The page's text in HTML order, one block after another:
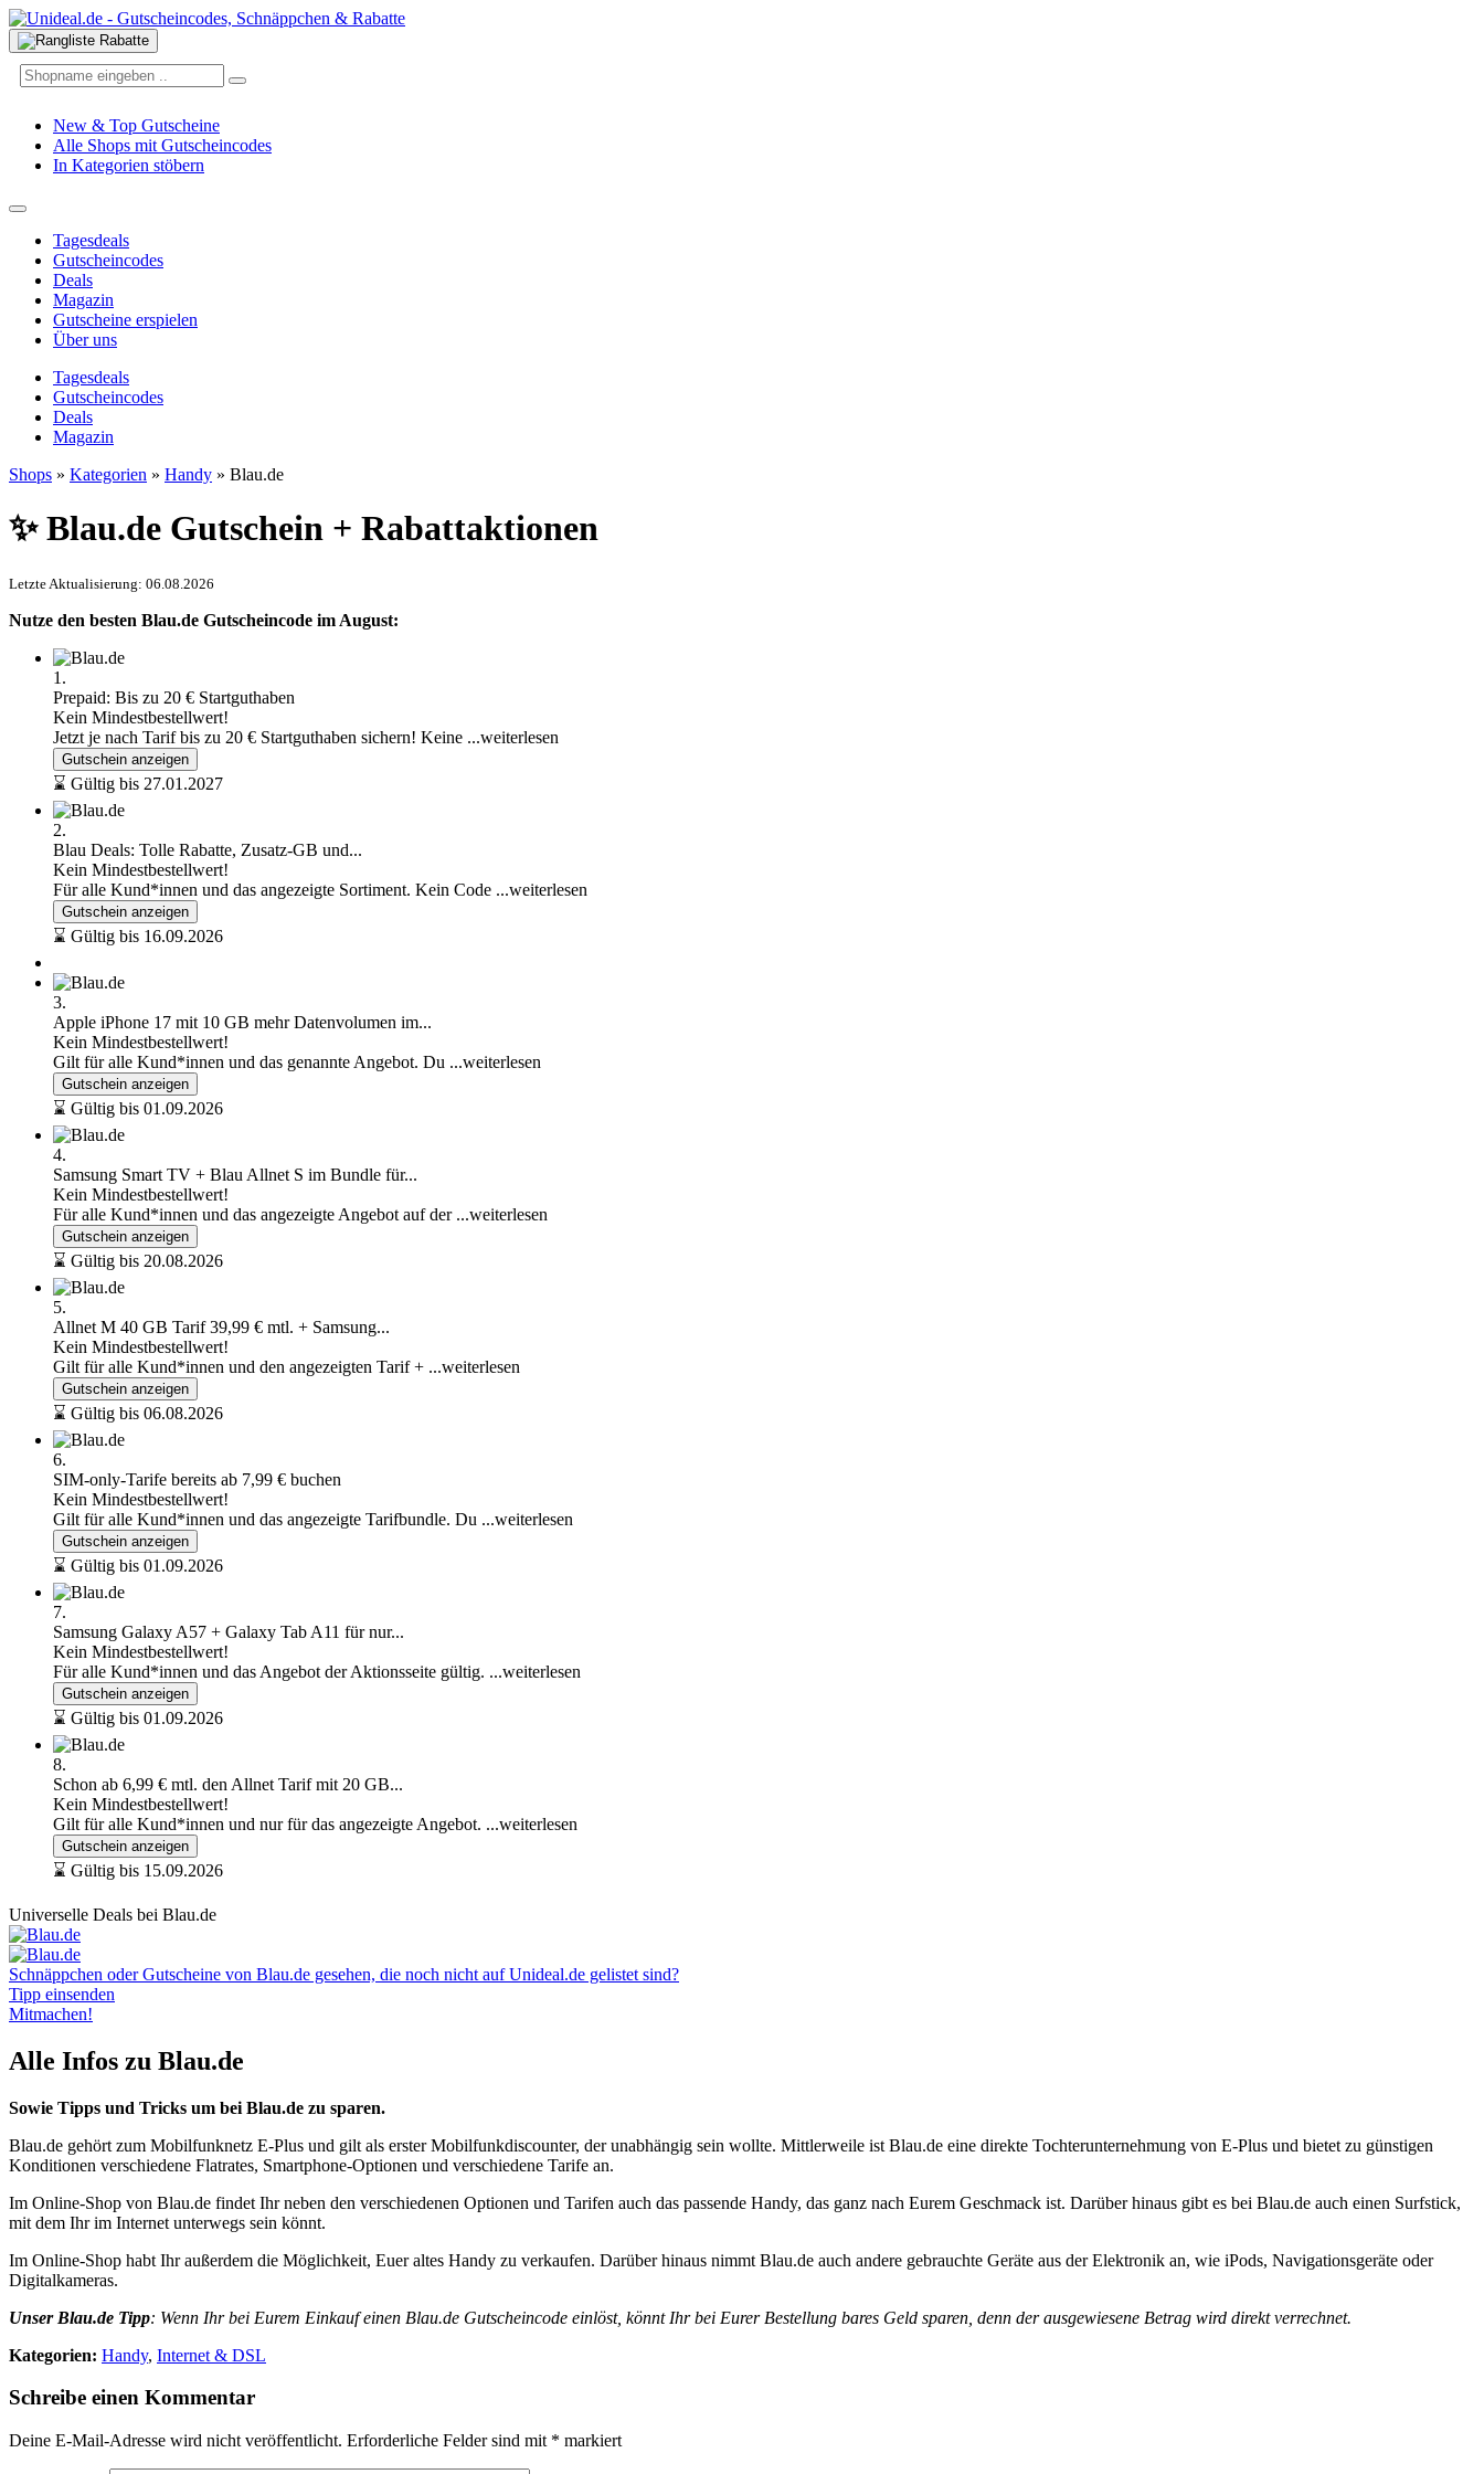
New & Top Gutscheine
Alle Shops mit Gutscheincodes
In Kategorien stöbern
Tagesdeals
Gutscheincodes
Deals
Magazin
Gutscheine erspielen
Über uns
Tagesdeals
Gutscheincodes
Deals
Magazin
Shops » Kategorien » Handy » Blau.de
✨ Blau.de Gutschein + Rabattaktionen
Letzte Aktualisierung: 06.08.2026
Nutze den besten Blau.de Gutscheincode im August:
1.
Prepaid: Bis zu 20 € Startguthaben
Kein Mindestbestellwert!
Jetzt je nach Tarif bis zu 20 € Startguthaben sichern! Keine ...weiterlesen
Gutschein anzeigen
⌛ Gültig bis 27.01.2027
2.
Blau Deals: Tolle Rabatte, Zusatz-GB und...
Kein Mindestbestellwert!
Für alle Kund*innen und das angezeigte Sortiment. Kein Code ...weiterlesen
Gutschein anzeigen
⌛ Gültig bis 16.09.2026
3.
Apple iPhone 17 mit 10 GB mehr Datenvolumen im...
Kein Mindestbestellwert!
Gilt für alle Kund*innen und das genannte Angebot. Du ...weiterlesen
Gutschein anzeigen
⌛ Gültig bis 01.09.2026
4.
Samsung Smart TV + Blau Allnet S im Bundle für...
Kein Mindestbestellwert!
Für alle Kund*innen und das angezeigte Angebot auf der ...weiterlesen
Gutschein anzeigen
⌛ Gültig bis 20.08.2026
5.
Allnet M 40 GB Tarif 39,99 € mtl. + Samsung...
Kein Mindestbestellwert!
Gilt für alle Kund*innen und den angezeigten Tarif + ...weiterlesen
Gutschein anzeigen
⌛ Gültig bis 06.08.2026
6.
SIM-only-Tarife bereits ab 7,99 € buchen
Kein Mindestbestellwert!
Gilt für alle Kund*innen und das angezeigte Tarifbundle. Du ...weiterlesen
Gutschein anzeigen
⌛ Gültig bis 01.09.2026
7.
Samsung Galaxy A57 + Galaxy Tab A11 für nur...
Kein Mindestbestellwert!
Für alle Kund*innen und das Angebot der Aktionsseite gültig. ...weiterlesen
Gutschein anzeigen
⌛ Gültig bis 01.09.2026
8.
Schon ab 6,99 € mtl. den Allnet Tarif mit 20 GB...
Kein Mindestbestellwert!
Gilt für alle Kund*innen und nur für das angezeigte Angebot. ...weiterlesen
Gutschein anzeigen
⌛ Gültig bis 15.09.2026
Universelle Deals bei Blau.de
Schnäppchen oder Gutscheine von Blau.de gesehen, die noch nicht auf Unideal.de gelistet sind?
Tipp einsenden
Mitmachen!
Alle Infos zu Blau.de
Sowie Tipps und Tricks um bei Blau.de zu sparen.
Blau.de gehört zum Mobilfunknetz E-Plus und gilt als erster Mobilfunkdiscounter, der unabhängig sein wollte. Mittlerweile ist Blau.de eine direkte Tochterunternehmung von E-Plus und bietet zu günstigen
Konditionen verschiedene Flatrates, Smartphone-Optionen und verschiedene Tarife an.
Im Online-Shop von Blau.de findet Ihr neben den verschiedenen Optionen und Tarifen auch das passende Handy, das ganz nach Eurem Geschmack ist. Darüber hinaus gibt es bei Blau.de auch einen Surfstick,
mit dem Ihr im Internet unterwegs sein könnt.
Im Online-Shop habt Ihr außerdem die Möglichkeit, Euer altes Handy zu verkaufen. Darüber hinaus nimmt Blau.de auch andere gebrauchte Geräte aus der Elektronik an, wie iPods, Navigationsgeräte oder
Digitalkameras.
Unser Blau.de Tipp: Wenn Ihr bei Eurem Einkauf einen Blau.de Gutscheincode einlöst, könnt Ihr bei Eurer Bestellung bares Geld sparen, denn der ausgewiesene Betrag wird direkt verrechnet.
Kategorien: Handy, Internet & DSL
Schreibe einen Kommentar
Deine E-Mail-Adresse wird nicht veröffentlicht. Erforderliche Felder sind mit * markiert